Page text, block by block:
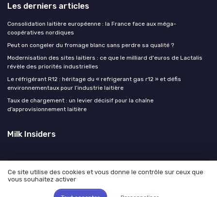
Les derniers articles
Consolidation laitière européenne : la France face aux méga-
coopératives nordiques
Peut on congeler du fromage blanc sans perdre sa qualité ?
Modernisation des sites laitiers : ce que le milliard d'euros de Lactalis
révèle des priorités industrielles
Le réfrigérant R12 : héritage du « refrigerant gas r12 » et défis
environnementaux pour l’industrie laitière
Taux de chargement : un levier décisif pour la chaîne
d’approvisionnement laitière
Milk Insiders
Mentions légales
© Milk Insiders 2026
Ce site utilise des cookies et vous donne le contrôle sur ceux que
vous souhaitez activer